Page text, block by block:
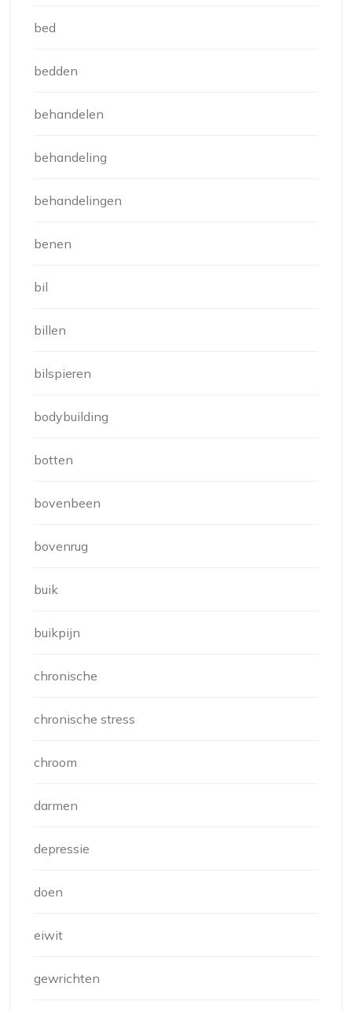
bed
bedden
behandelen
behandeling
behandelingen
benen
bil
billen
bilspieren
bodybuilding
botten
bovenbeen
bovenrug
buik
buikpijn
chronische
chronische stress
chroom
darmen
depressie
doen
eiwit
gewrichten